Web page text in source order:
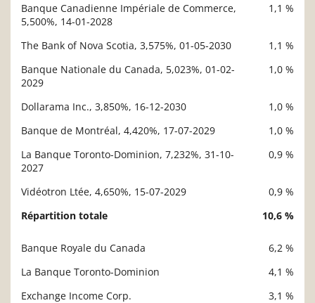
Banque Canadienne Impériale de Commerce,
5,500%, 14-01-2028
1,1 %
The Bank of Nova Scotia, 3,575%, 01-05-2030
1,1 %
Banque Nationale du Canada, 5,023%, 01-02-
2029
1,0 %
Dollarama Inc., 3,850%, 16-12-2030
1,0 %
Banque de Montréal, 4,420%, 17-07-2029
1,0 %
La Banque Toronto-Dominion, 7,232%, 31-10-
2027
0,9 %
Vidéotron Ltée, 4,650%, 15-07-2029
0,9 %
Répartition totale
10,6 %
Banque Royale du Canada
6,2 %
La Banque Toronto-Dominion
4,1 %
Exchange Income Corp.
3,1 %